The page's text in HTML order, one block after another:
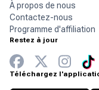
À propos de nous
Contactez-nous
Programme d'affiliation
Restez à jour
Téléchargez